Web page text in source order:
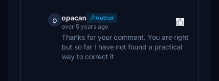
o opacan
Author
over 5 years ago
Thanks for your comment. You are right
but so far I have not found a practical
way to correct it